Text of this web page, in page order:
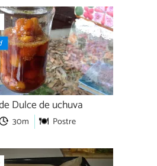
Dulce de uchuva
30m Postre